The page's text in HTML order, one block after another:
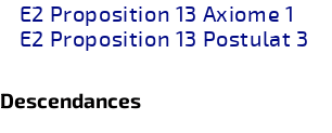
E2 Proposition 13 Axiome 1
E2 Proposition 13 Postulat 3
Descendances